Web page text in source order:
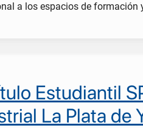
a los espacios de formación
Estudiantil
La Plata de